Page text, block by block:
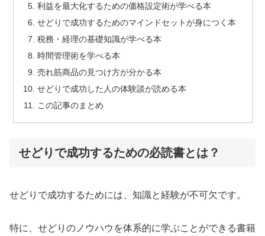
利益を最大化するための価格設定術が学べる本
せどりで成功するためのマインドセットが身につく本
税務・経理の基礎知識が学べる本
時間管理術を学べる本
売れ筋商品の見つけ方が分かる本
せどりで成功した人の体験談が読める本
この記事のまとめ
せどりで成功するための必読書とは？
せどりで成功するためには、知識と経験が不可欠です。
特に、せどりのノウハウを体系的に学ぶことができる書籍